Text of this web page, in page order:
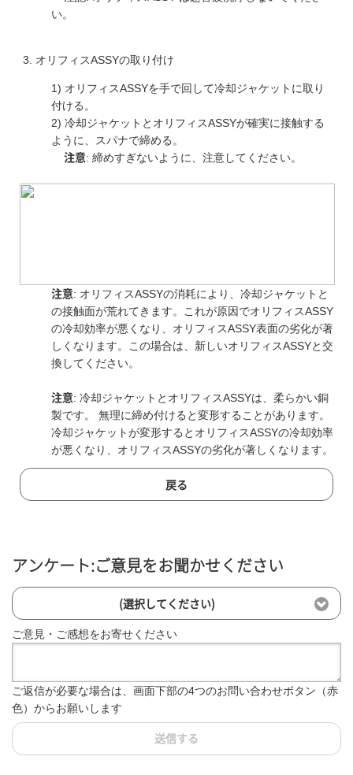
い。
オリフィスASSYの取り付け
1) オリフィスASSYを手で回して冷却ジャケットに取り
付ける。
2) 冷却ジャケットとオリフィスASSYが確実に接触する
ように、スパナで締める。
注意: 締めすぎないように、注意してください。
注意: オリフィスASSYの消耗により、冷却ジャケットと
の接触面が荒れてきます。これが原因でオリフィスASSY
の冷却効率が悪くなり、オリフィスASSY表面の劣化が著
しくなります。この場合は、新しいオリフィスASSYと交
換してください。
注意: 冷却ジャケットとオリフィスASSYは、柔らかい銅
製です。 無理に締め付けると変形することがあります。
冷却ジャケットが変形するとオリフィスASSYの冷却効率
が悪くなり、オリフィスASSYの劣化が著しくなります。
戻る
アンケート:ご意見をお聞かせください
(選択してください)
ご意見・ご感想をお寄せください
ご返信が必要な場合は、画面下部の4つのお問い合わせボタン（赤
色）からお願いします
送信する